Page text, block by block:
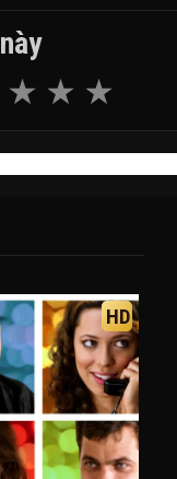
HD